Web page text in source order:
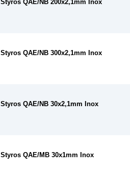
Styros QAE/NB 200x2,1mm Inox
Styros QAE/NB 300x2,1mm Inox
Styros QAE/NB 30x2,1mm Inox
Styros QAE/MB 30x1mm Inox